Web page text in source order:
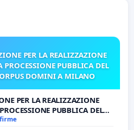
PER LA REALIZZAZIONE
PROCESSIONE PUBBLICA DEL
DOMINI A MILANO
PER LA REALIZZAZIONE
PUBBLICA DEL
DOMINI A MILANO